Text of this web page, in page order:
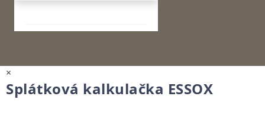
×
Splátková kalkulačka ESSOX